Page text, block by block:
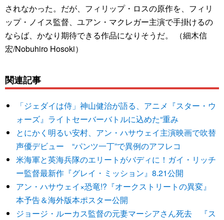
されなかった。だが、フィリップ・ロスの原作を、フィリ
ップ・ノイス監督、ユアン・マクレガー主演で手掛けるの
ならば、かなり期待できる作品になりそうだ。 （細木信
宏/Nobuhiro Hosoki）
関連記事
「ジェダイは侍」神山健治が語る、アニメ『スター・ウ
ォーズ』ライトセーバーバトルに込めた“重み
とにかく明るい安村、アン・ハサウェイ主演映画で吹替
声優デビュー “パンツ一丁”で異例のアフレコ
米海軍と英海兵隊のエリートがバディに！ガイ・リッチ
ー監督最新作『グレイ・ミッション』8.21公開
アン・ハサウェイ×恐竜!?『オークストリートの異変』
本予告＆海外版本ポスター公開
ジョージ・ルーカス監督の元妻マーシアさん死去 『ス